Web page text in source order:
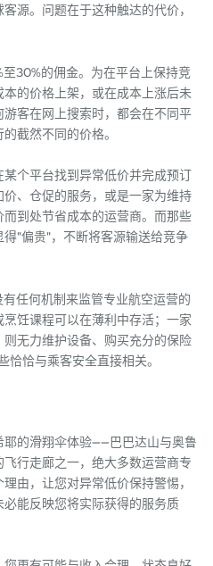
源。问题在于这种触达的代价，
30%的佣金。为在平台上保持竞
的价格上架，或在成本上涨后未
客在网上搜索时，都会在不同平
截然不同的价格。
个平台找到异常低价并完成预订
、仓促的服务，或是一家为维持
到处节省成本的运营商。而那些
"偏贵"，不断将客源输送给竞争
任何机制来监管专业航空运营的
饪课程可以在薄利中存活；一家
无力维护设备、购买充分的保险
恰与乘客安全直接相关。
耶的滑翔伞体验——巴巴达山与奥鲁
行走廊之一，绝大多数运营商专
由，让您对异常低价保持警惕，
能反映您将实际获得的服务质